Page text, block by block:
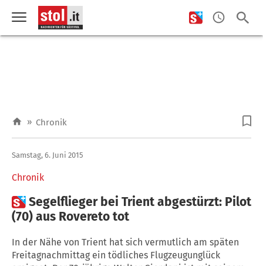
» Chronik
Chronik
Samstag, 6. Juni 2015
Segelflieger bei Trient abgestürzt: Pilot
(70) aus Rovereto tot
In der Nähe von Trient hat sich vermutlich am späten
Freitagnachmittag ein tödliches Flugzeugunglück